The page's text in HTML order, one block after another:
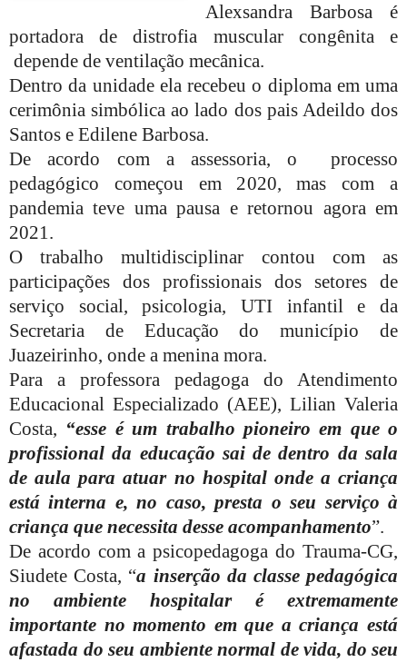
Alexsandra Barbosa é
portadora de distrofia muscular congênita e
depende de ventilação mecânica.
Dentro da unidade ela recebeu o diploma em uma
cerimônia simbólica ao lado dos pais Adeildo dos
Santos e Edilene Barbosa.
De acordo com a assessoria, o
processo
pedagógico começou em 2020, mas com a
pandemia teve uma pausa e retornou agora em
2021.
O trabalho multidisciplinar contou com as
participações dos profissionais dos setores de
serviço social, psicologia, UTI infantil e da
Secretaria de Educação do município de
Juazeirinho, onde a menina mora.
Para a professora pedagoga do Atendimento
Educacional Especializado (AEE), Lilian Valeria
Costa, “esse é um trabalho pioneiro em que o
profissional da educação sai de dentro da sala
de aula para atuar no hospital onde a criança
está interna e, no caso, presta o seu serviço à
criança que necessita desse acompanhamento”.
De acordo com a psicopedagoga do Trauma-CG,
Siudete Costa, “a inserção da classe pedagógica
no ambiente hospitalar é extremamente
importante no momento em que a criança está
afastada do seu ambiente normal de vida, do seu